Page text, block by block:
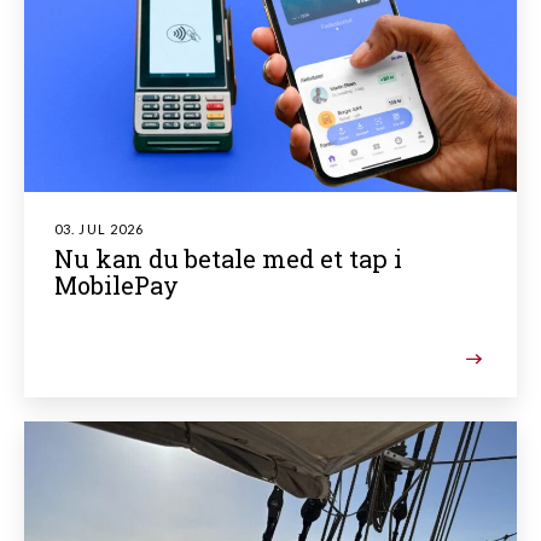
03. JUL 2026
Nu kan du betale med et tap i
MobilePay